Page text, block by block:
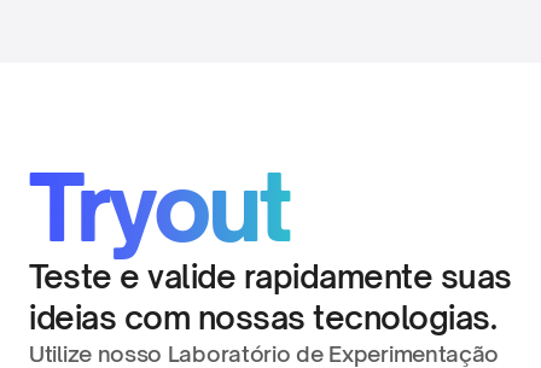
Teste e valide rapidamente suas
ideias com nossas tecnologias.
Utilize nosso Laboratório de Experimentação
Tryout